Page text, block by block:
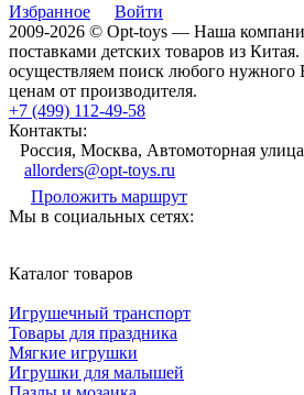
Избранное
Войти
2009-2026 © Opt-toys — Наша
поставками детских товаров из
осуществляем поиск любого нужного
ценам от производителя.
+7 (499) 112-49-58
Контакты:
Россия, Москва, Автомоторная
allorders@opt-toys.ru
Проложить маршрут
Мы в социальных сетях:
Каталог товаров
Игрушечный транспорт
Товары для праздника
Мягкие игрушки
Игрушки для малышей